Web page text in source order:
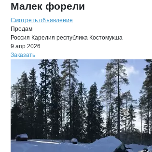
Малек форели
Смотреть объявление
Продам
Россия Карелия республика Костомукша
9 апр 2026
Заказать